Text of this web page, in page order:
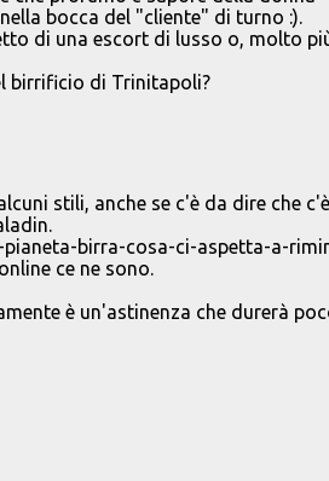
bocca del "cliente" di turno :).
di una escort di lusso o, molto
birrificio di Trinitapoli?
stili, anche se c'è da dire che
birra-cosa-ci-aspetta-a-
ce ne sono.
è un'astinenza che durerà